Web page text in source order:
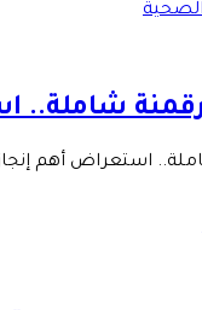
شاملة..
استعراض أهم